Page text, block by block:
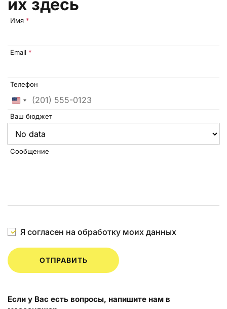
их здесь
Имя *
Email *
United
States
+1
Телефон
Ваш бюджет
Сообщение
Я согласен на обработку моих данных
ОТПРАВИТЬ
Если у Вас есть вопросы, напишите нам в